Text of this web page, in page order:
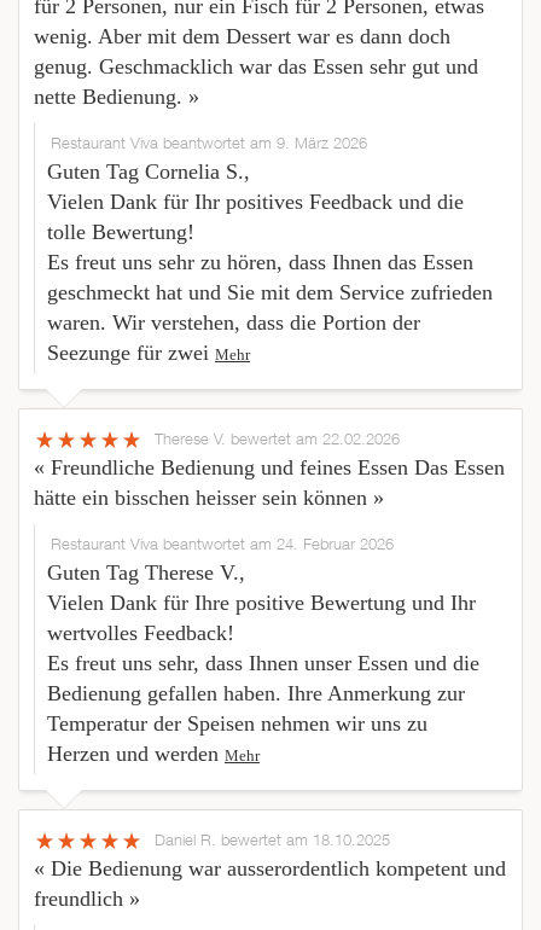
für 2 Personen, nur ein Fisch für 2 Personen, etwas
wenig. Aber mit dem Dessert war es dann doch
genug. Geschmacklich war das Essen sehr gut und
nette Bedienung. »
Restaurant Viva beantwortet am 9. März 2026
Guten Tag Cornelia S.,
Vielen Dank für Ihr positives Feedback und die
tolle Bewertung!
Es freut uns sehr zu hören, dass Ihnen das Essen
geschmeckt hat und Sie mit dem Service zufrieden
waren. Wir verstehen, dass die Portion der
Seezunge für zwei Mehr
Therese V. bewertet am 22.02.2026
« Freundliche Bedienung und feines Essen Das Essen
hätte ein bisschen heisser sein können »
Restaurant Viva beantwortet am 24. Februar 2026
Guten Tag Therese V.,
Vielen Dank für Ihre positive Bewertung und Ihr
wertvolles Feedback!
Es freut uns sehr, dass Ihnen unser Essen und die
Bedienung gefallen haben. Ihre Anmerkung zur
Temperatur der Speisen nehmen wir uns zu
Herzen und werden Mehr
Daniel R. bewertet am 18.10.2025
« Die Bedienung war ausserordentlich kompetent und
freundlich »